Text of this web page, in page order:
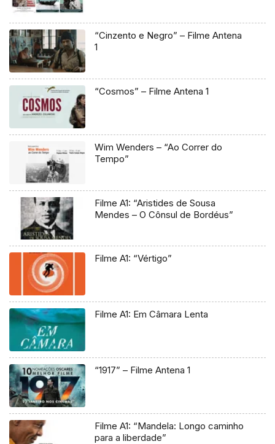
“Cinzento e Negro” – Filme Antena
1
“Cosmos” – Filme Antena 1
Wim Wenders – “Ao Correr do
Tempo”
Filme A1: “Aristides de Sousa
Mendes – O Cônsul de Bordéus”
Filme A1: “Vértigo”
Filme A1: Em Câmara Lenta
“1917” – Filme Antena 1
Filme A1: “Mandela: Longo caminho
para a liberdade”